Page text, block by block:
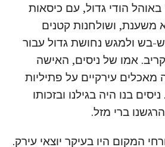
הודי גדול, עם כיסאות
משענת, ושולחנות קטנים
בש ולמגש נחושת גדול עבור
אמו של ניסים, האישה
מאכלים עירקיים על פתיליות
בנו היה בגילנו ובזכותו
ברי מזל.
המקום היו בעיקר יוצאי עירק.